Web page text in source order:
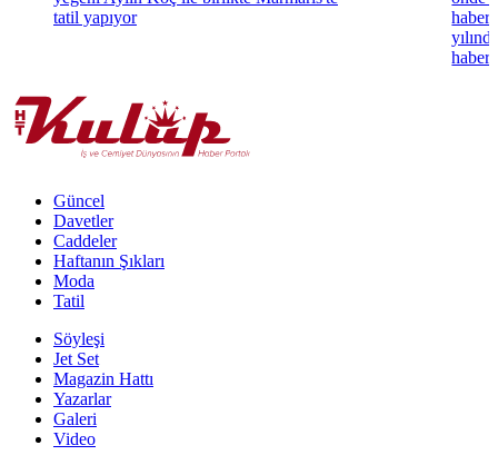
tatil yapıyor
Güncel
Davetler
Caddeler
Haftanın Şıkları
Moda
Tatil
Söyleşi
Jet Set
Magazin Hattı
Yazarlar
Galeri
Video